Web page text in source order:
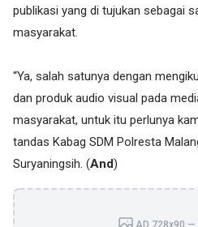
publikasi yang di tujukan sebagai
masyarakat.
“Ya, salah satunya dengan
dan produk audio visual pada
masyarakat, untuk itu perlunya
tandas Kabag SDM Polresta
Suryaningsih. (And)